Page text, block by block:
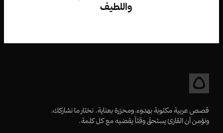
واللطيف
قصص عربية مكتوبة بهدوء، ومحرّرة بعناية. نختار ما نشاركك،
ونؤمن أن القارئ يستحقّ وقتاً يقضيه مع كل كلمة.